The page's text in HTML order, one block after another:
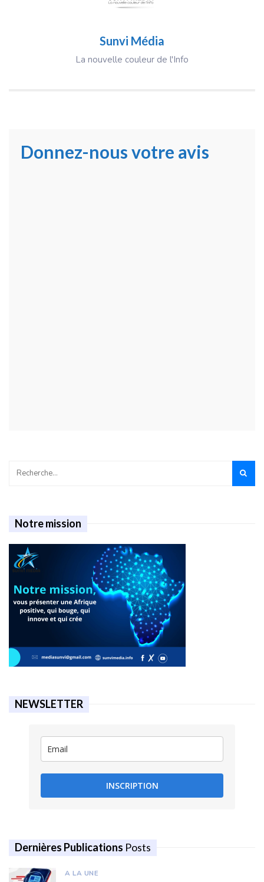
Sunvi Média
La nouvelle couleur de l'Info
Donnez-nous votre avis
Notre mission
NEWSLETTER
INSCRIPTION
Dernières Publications Posts
A LA UNE